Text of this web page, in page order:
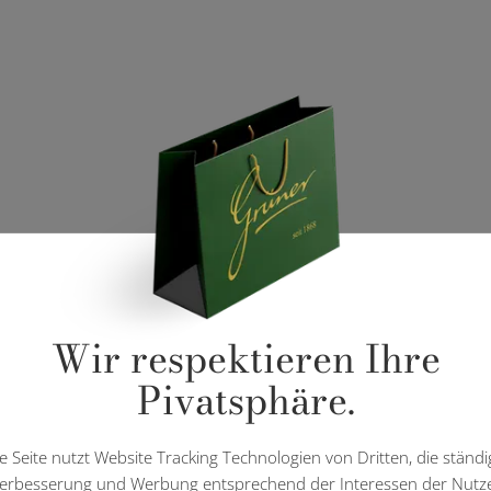
Wir respektieren Ihre
Pivatsphäre.
Seite nutzt Website Tracking Technologien von Dritten, die
und Werbung entsprechend der Interessen der